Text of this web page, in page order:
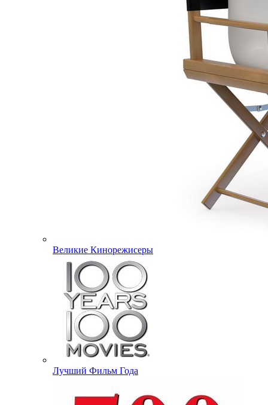
Великие Кинорежисеры
Лучший Фильм Года